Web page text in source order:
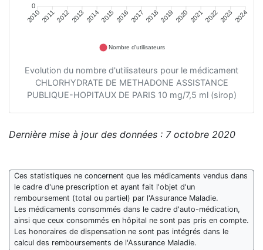
0
2010201120122013 20142015 2016 2017 20182019 2020 202120222023 2024
Nombre d'utilisateurs
Evolution du nombre d'utilisateurs pour le médicament
CHLORHYDRATE DE METHADONE ASSISTANCE
PUBLIQUE-HOPITAUX DE PARIS 10 mg/7,5 ml (sirop)
Dernière mise à jour des données : 7 octobre 2020
Ces statistiques ne concernent que les médicaments vendus dans
le cadre d'une prescription et ayant fait l'objet d'un
remboursement (total ou partiel) par l'Assurance Maladie.
Les médicaments consommés dans le cadre d'auto-médication,
ainsi que ceux consommés en hôpital ne sont pas pris en compte.
Les honoraires de dispensation ne sont pas intégrés dans le
calcul des remboursements de l'Assurance Maladie.